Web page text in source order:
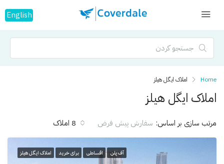
English
Home املاک ایگل هیلز
املاک ایگل هیلز
8 املاک مرتب سازی بر اساس: سفارش پیش فرض
آف پلن اقساطی برای خرید املاک ایگل هیلز